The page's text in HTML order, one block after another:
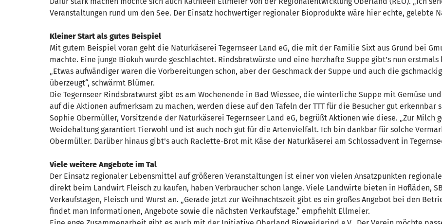
Veranstaltungen rund um den See. Der Einsatz hochwertiger regionaler Bioprodukte wäre hier echte, gelebte
Kleiner Start als gutes Beispiel
Mit gutem Beispiel voran geht die Naturkäserei Tegernseer Land eG, die mit der Familie Sixt aus Grund bei
machte. Eine junge Biokuh wurde geschlachtet. Rindsbratwürste und eine herzhafte Suppe gibt’s nun
„Etwas aufwändiger waren die Vorbereitungen schon, aber der Geschmack der Suppe und auch die
überzeugt“, schwärmt Blümer.
Die Tegernseer Rindsbratwurst gibt es am Wochenende in Bad Wiessee, die winterliche Suppe mit Gemüse
auf die Aktionen aufmerksam zu machen, werden diese auf den Tafeln der TTT für die Besucher gut erkennbar
Sophie Obermüller, Vorsitzende der Naturkäserei Tegernseer Land eG, begrüßt Aktionen wie diese. „Zur
Weidehaltung garantiert Tierwohl und ist auch noch gut für die Artenvielfalt. Ich bin dankbar für solche
Obermüller. Darüber hinaus gibt’s auch Raclette-Brot mit Käse der Naturkäserei am Schlossadvent in
Viele weitere Angebote im Tal
Der Einsatz regionaler Lebensmittel auf größeren Veranstaltungen ist einer von vielen Ansatzpunkten
direkt beim Landwirt Fleisch zu kaufen, haben Verbraucher schon lange. Viele Landwirte bieten in Hofläden,
Verkaufstagen, Fleisch und Wurst an. „Gerade jetzt zur Weihnachtszeit gibt es ein großes Angebot bei den
findet man Informationen, Angebote sowie die nächsten Verkaufstage.“ empfiehlt Ellmeier.